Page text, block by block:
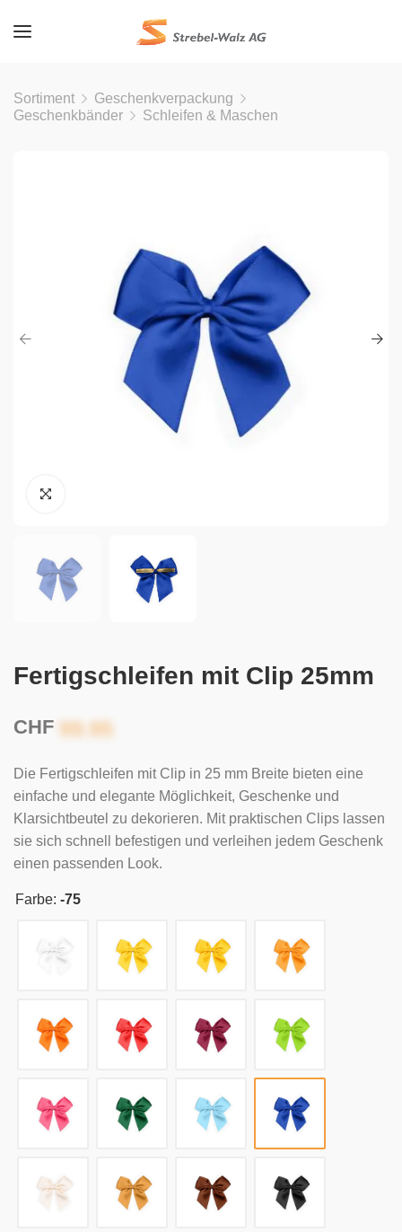
Sortiment
Geschenkverpackung
Geschenkbänder
Schleifen & Maschen
Fertigschleifen mit Clip 25mm
CHF
Die Fertigschleifen mit Clip in 25 mm Breite bieten eine
einfache und elegante Möglichkeit, Geschenke und
Klarsichtbeutel zu dekorieren. Mit praktischen Clips lassen
sie sich schnell befestigen und verleihen jedem Geschenk
einen passenden Look.
Farbe: -75